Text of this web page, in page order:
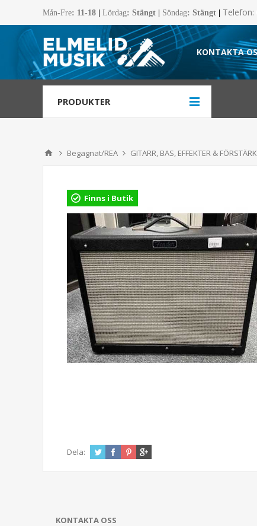
Mån-Fre: 11-18 Lördag: Stängt Söndag: Stängt Telefon:
KONTAKTA
PRODUKTER
Begagnat/REA GITARR, BAS, EFFEKTER &
Finns i Butik
Dela:
KONTAKTA OSS